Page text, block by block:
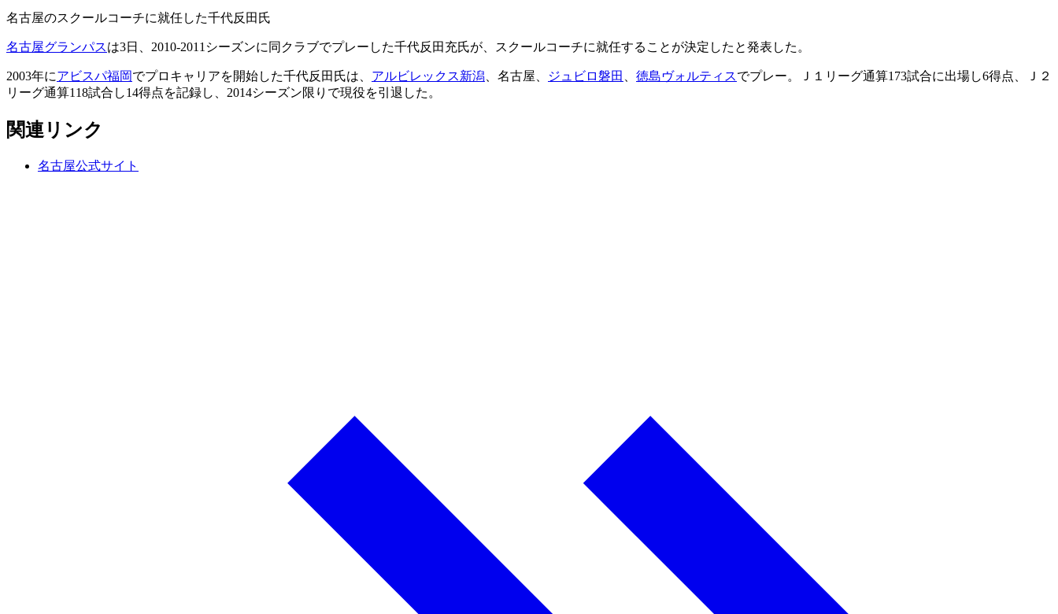
名古屋のスクールコーチに就任した千代反田氏
名古屋グランパスは3日、2010-2011シーズンに同クラブでプレーした千代反田充氏が、スクールコーチに就任することが決定したと発表した。
2003年にアビスパ福岡でプロキャリアを開始した千代反田氏は、 アルビレックス新潟 、名古屋、 ジュビロ磐田 徳島ヴォルティスでプレー。Ｊ１リーグ通算173試合に出場し6得点、Ｊ２
リーグ通算118試合し14得点を記録し、2014シーズン限りで現役を引退した。
関連リンク
名古屋公式サイト